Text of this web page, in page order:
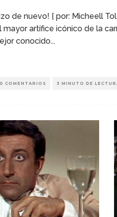
de nuevo! [ por: Micheell
artífice icónico de la
conocido...
0 COMENTARIOS 3 MINUTO DE